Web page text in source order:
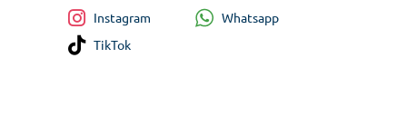
Instagram
TikTok
Whatsapp